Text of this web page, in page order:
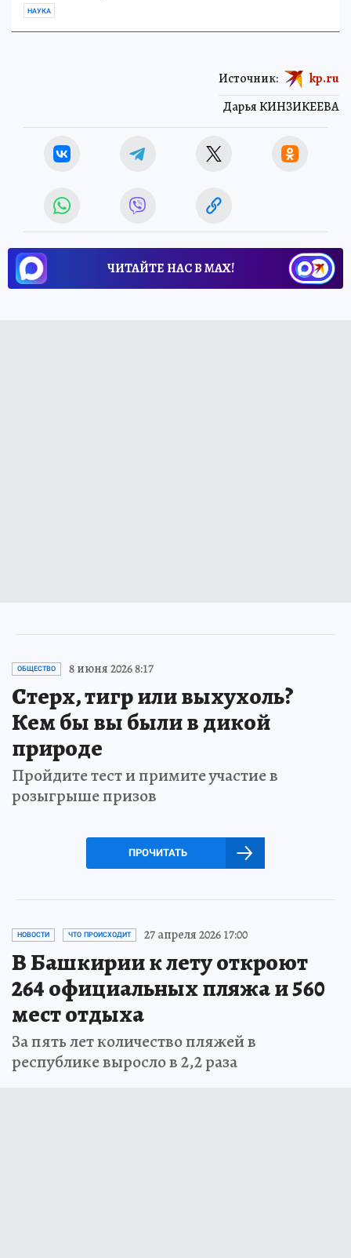
НАУКА
Дарья КИНЗИКЕЕВА
Источник: kp.ru
ЧИТАЙТЕ НАС В МАХ!
ОБЩЕСТВО 8 июня 2026 8:17
Стерх, тигр или выхухоль?
Кем бы вы были в дикой
природе
Пройдите тест и примите участие в
розыгрыше призов
ПРОЧИТАТЬ
НОВОСТИ ЧТО ПРОИСХОДИТ 27 апреля 2026 17:00
В Башкирии к лету откроют
264 официальных пляжа и 560
мест отдыха
За пять лет количество пляжей в
республике выросло в 2,2 раза